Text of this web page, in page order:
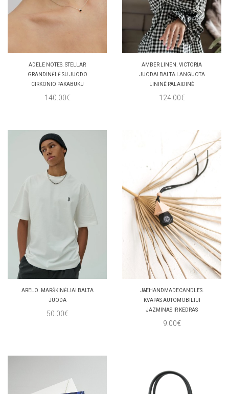
ADELE NOTES. STELLAR
GRANDINĖLĖ SU JUODO
CIRKONIO PAKABUKU
140.00€
AMBER LINEN. VICTORIA
JUODAI BALTA LANGUOTA
LININĖ PALAIDINĖ
124.00€
ARELO. MARŠKINĖLIAI BALTA
JUODA
50.00€
J&EHANDMADECANDLES.
KVAPAS AUTOMOBILIUI
JAZMINAS IR KEDRAS
9.00€